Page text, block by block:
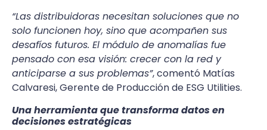
“Las distribuidoras necesitan soluciones que no
solo funcionen hoy, sino que acompañen sus
desafíos futuros. El módulo de anomalías fue
pensado con esa visión: crecer con la red y
anticiparse a sus problemas”, comentó Matías
Calvaresi, Gerente de Producción de ESG Utilities.
Una herramienta que transforma datos en
decisiones estratégicas